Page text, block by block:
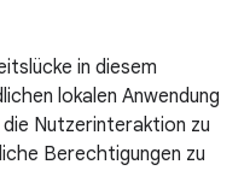
in diesem
lokalen Anwendung
Nutzerinteraktion zu
Berechtigungen zu